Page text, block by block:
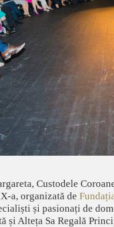
Custodele
a, organizată de
și pasionați de
și Alteța Sa Regală